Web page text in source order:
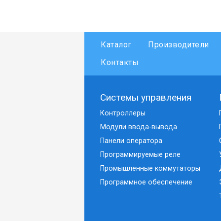
Каталог
Производители
Контакты
Системы управления
Контроллеры
Модули ввода-вывода
Панели оператора
Программируемые реле
Промышленные коммутаторы
Программное обеспечение